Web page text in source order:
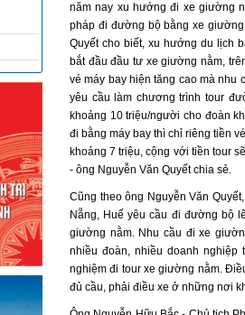
năm nay xu hướng đi xe giường
pháp đi đường bộ bằng xe
Quyết cho biết, xu hướng du lịch
bắt đầu đầu tư xe giường nằm,
vé máy bay hiện tăng cao mà nhu
yêu cầu làm chương trình tour
khoảng 10 triệu/người cho đoàn
đi bằng máy bay thì chỉ riêng tiền
khoảng 7 triệu, cộng với tiền tour
- ông Nguyễn Văn Quyết chia sẻ.
Cũng theo ông Nguyễn Văn
Nẵng, Huế yêu cầu đi đường bộ
giường nằm. Nhu cầu đi xe
nhiều đoàn, nhiều doanh
nghiệm đi tour xe giường nằm.
đủ cầu, phải điều xe ở những nơi